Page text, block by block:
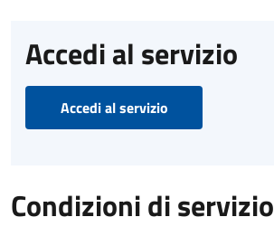
Accedi al servizio
Accedi al servizio
Condizioni di servizio